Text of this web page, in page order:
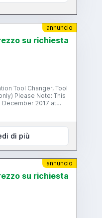
annuncio
su richiesta
Tool Changer, Tool
This
di più
annuncio
su richiesta